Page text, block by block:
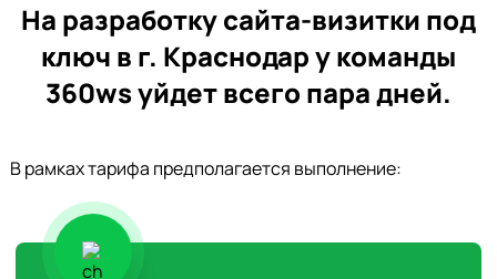
На разработку сайта-визитки под
ключ в г. Краснодар у команды
360ws уйдет всего пара дней.
В рамках тарифа предполагается выполнение: